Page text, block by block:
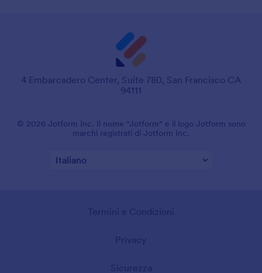
4 Embarcadero Center, Suite 780, San Francisco CA
94111
© 2026 Jotform Inc. Il nome "Jotform" e il logo Jotform sono
marchi registrati di Jotform Inc.
Termini e Condizioni
Privacy
Sicurezza